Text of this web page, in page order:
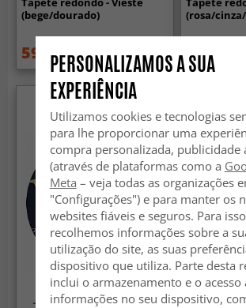
(bege/dourado)
59.99 € 84.99 €
(rosa/
59.99 €
-60%
PERSONALIZAMOS A SUA
EXPERIÊNCIA
Utilizamos cookies e tecnologias
para lhe proporcionar uma
compra personalizada, publicidade
(através de plataformas como a
Meta – veja todas as organizações
"Configurações") e para manter os
websites fiáveis e seguros. Para
recolhemos informações sobre a
utilização do site, as suas
dispositivo que utiliza. Parte desta
inclui o armazenamento e o acesso
informações no seu dispositivo,